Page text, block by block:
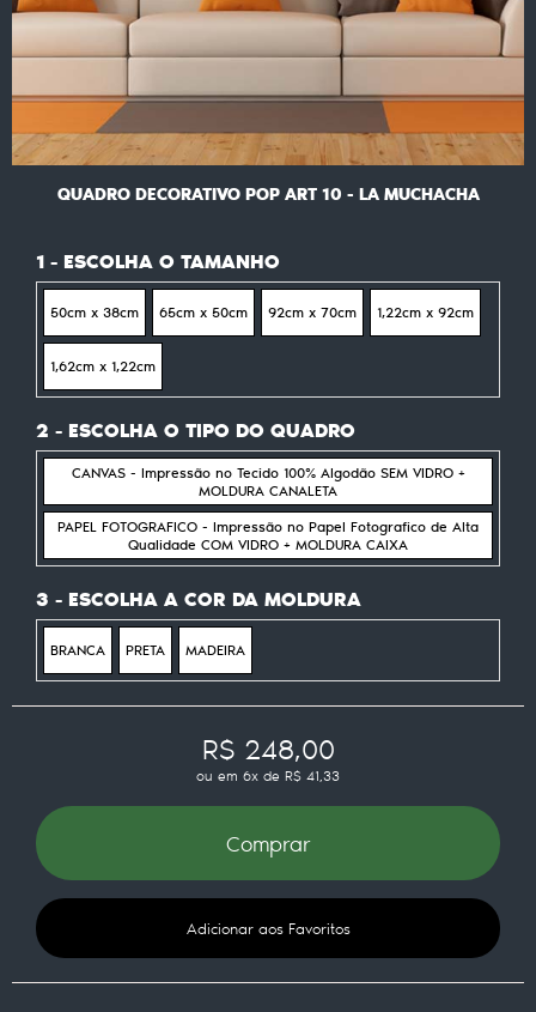
QUADRO DECORATIVO POP ART 10 - LA MUCHACHA
1 - ESCOLHA O TAMANHO
50cm x 38cm 65cm x 50cm 92cm x 70cm 1,22cm x 92cm
1,62cm x 1,22cm
2 - ESCOLHA O TIPO DO QUADRO
CANVAS - Impressão no Tecido 100% Algodão SEM VIDRO +
MOLDURA CANALETA
PAPEL FOTOGRAFICO - Impressão no Papel Fotografico de Alta
Qualidade COM VIDRO + MOLDURA CAIXA
3 - ESCOLHA A COR DA MOLDURA
BRANCA PRETA MADEIRA
R$ 248,00
ou em 6x de R$ 41,33
Comprar
Adicionar aos Favoritos